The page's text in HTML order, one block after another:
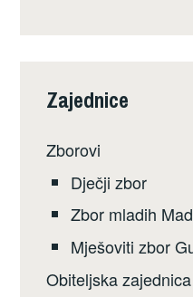
Zajednice
Zborovi
Dječji zbor
Zbor mladih
Mješoviti zbor
Obiteljska zajednica